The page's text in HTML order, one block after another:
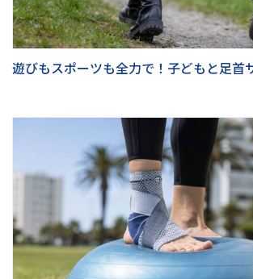
遊びもスポーツも全力で！子どもと足首